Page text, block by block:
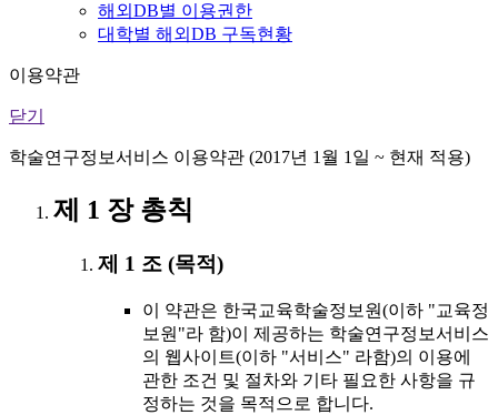
해외DB별 이용권한
대학별 해외DB 구독현황
이용약관
닫기
학술연구정보서비스 이용약관 (2017년 1월 1일 ~ 현재 적용)
제 1 장 총칙
제 1 조 (목적)
이 약관은 한국교육학술정보원(이하 "교육정
보원"라 함)이 제공하는 학술연구정보서비스
의 웹사이트(이하 "서비스" 라함)의 이용에
관한 조건 및 절차와 기타 필요한 사항을 규
정하는 것을 목적으로 합니다.